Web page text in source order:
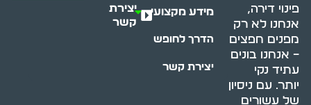
פינוי דירה,
אנחנו לא רק
מפנים חפצים
– אנחנו בונים
עתיד נקי
יותר. עם ניסיון
של עשורים
מידע מקצועי
הדרך לחופש
יצירת קשר
יצירת
קשר